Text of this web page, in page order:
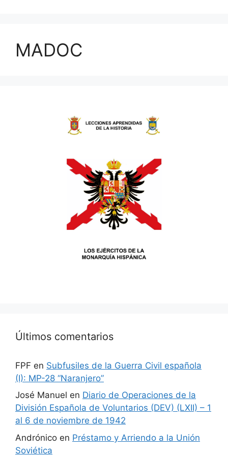
MADOC
Últimos comentarios
FPF en Subfusiles de la Guerra Civil española
(I): MP-28 “Naranjero”
José Manuel en Diario de Operaciones de la
División Española de Voluntarios (DEV) (LXII) – 1
al 6 de noviembre de 1942
Andrónico en Préstamo y Arriendo a la Unión
Soviética